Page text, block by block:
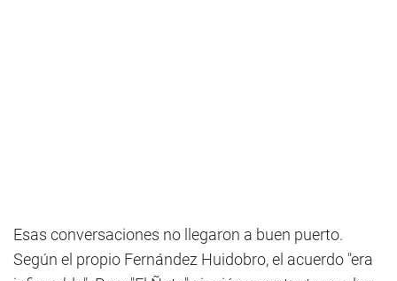
Esas conversaciones no llegaron a buen puerto.
Según el propio Fernández Huidobro, el acuerdo "era